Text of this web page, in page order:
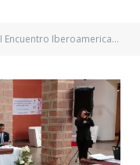
I Encuentro Iberoamericano de Programas Nacionales de Escuelas Taller en Sucre